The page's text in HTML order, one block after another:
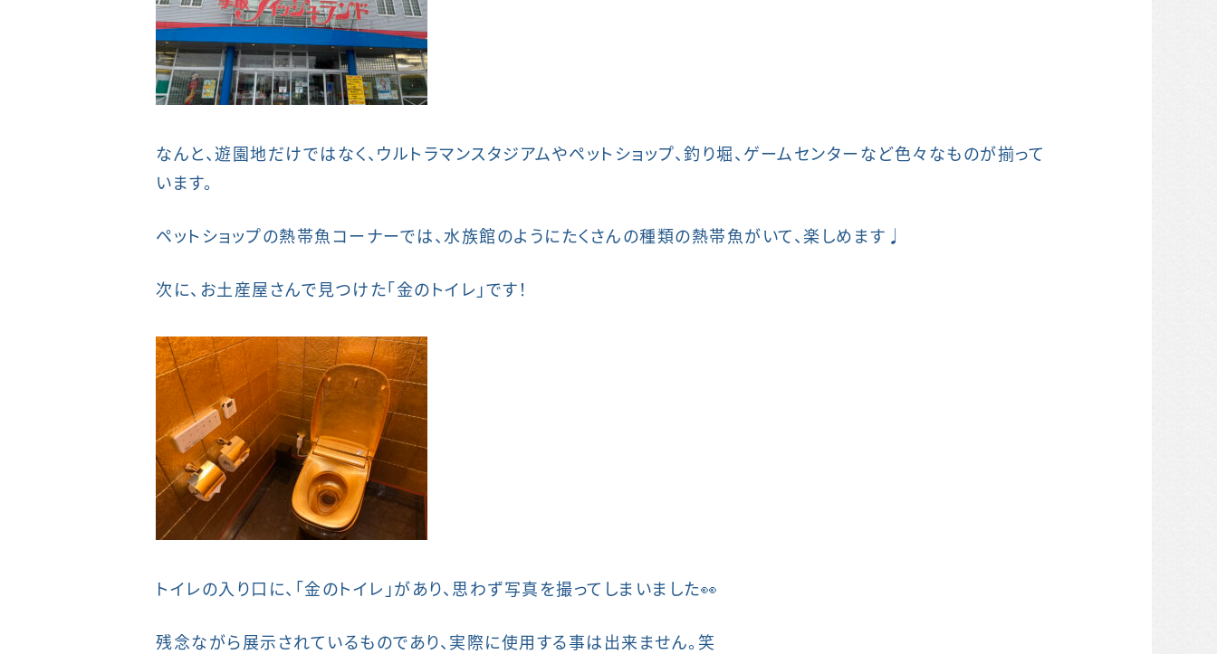
なんと、遊園地だけではなく、ウルトラマンスタジアムやペットショップ、釣り堀、ゲームセンターなど色々なものが揃って
います。
ペットショップの熱帯魚コーナーでは、水族館のようにたくさんの種類の熱帯魚がいて、楽しめます♩
次に、お土産屋さんで見つけた「金のトイレ」です！
トイレの入り口に、「金のトイレ」があり、思わず写真を撮ってしまいました👀
残念ながら展示されているものであり、実際に使用する事は出来ません。笑